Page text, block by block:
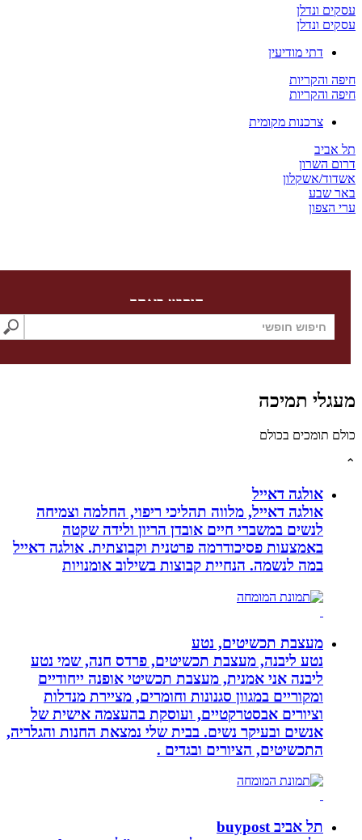
ונדלן
ונדלן
דתי מודיעין
צרכנות מקומית
אשקלון
חיפוש באתר
תמיכה
בכולם
אולגה דאייל
אולגה דאייל, מלווה תהליכי ריפוי, החלמה וצמיחה
לנשים במשברי חיים אובדן הריון ולידה שקטה
באמצעות פסיכודרמה פרטנית וקבוצתית. אולגה דאייל
במה לנשמה. ‏הנחיית קבוצות בשילוב אומנויות‏
מעצבת תכשיטים, נטע
נטע ליבנה, מעצבת תכשיטים, פרדס חנה, שמי נטע
ליבנה אני אמנית, מעצבת תכשיטי אופנה ייחודיים
ומקוריים במגוון סגנונות וחומרים, מציירת מנדלות
וציורים אבסטרקטיים, ועוסקת בהעצמה אישית של
אנשים ובעיקר נשים. בבית שלי נמצאת החנות והגלריה,
התכשיטים, הציורים ובגדים .
תל אביב buypost